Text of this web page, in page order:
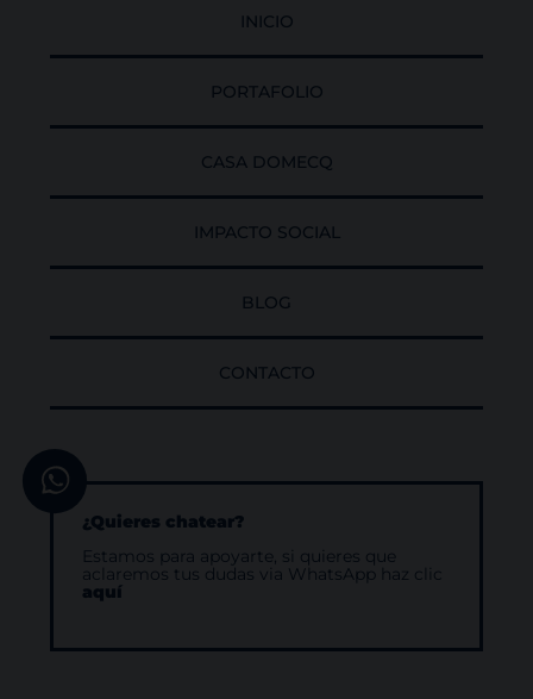
INICIO
PORTAFOLIO
CASA DOMECQ
IMPACTO SOCIAL
BLOG
CONTACTO
¿Quieres chatear?
Estamos para apoyarte, si quieres que
aclaremos tus dudas via WhatsApp haz clic
aquí